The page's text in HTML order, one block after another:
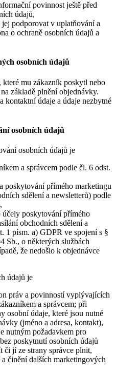
povinnost ještě před
údajů,
podporovat v uplatňování a
o ochraně osobních údajů a
osobních údajů
které mu zákazník poskytl nebo
základě plnění objednávky.
kontaktní údaje a údaje nezbytné
osobních údajů
osobních údajů je
a správcem podle čl. 6 odst.
poskytování přímého marketingu
sdělení a newsletterů) podle
účely poskytování přímého
obchodních sdělení a
1 písm. a) GDPR ve spojení s §
Sb., o některých službách
že nedošlo k objednávce
údajů je
práv a povinností vyplývajících
a správcem; při
osobní údaje, které jsou nutné
(jméno a adresa, kontakt),
nutným požadavkem pro
poskytnutí osobních údajů
či jí ze strany správce plnit,
činění dalších marketingových